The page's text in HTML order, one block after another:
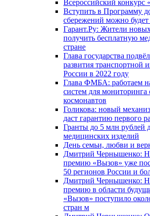
Всероссийский конкурс
Вступить в Программу
сбережений можно будет
Гарант.Ру: Жители
получить бесплатную
стране
Глава государства
развития транспортной
России в 2022 году
Глава ФМБА: работаем
систем для мониторинга
космонавтов
Голикова: новый
даст гарантию первого
Гранты до 5 млн рублей
медицинских изделий
День семьи, любви и
Дмитрий Чернышенко:
премию «Вызов» уже
50 регионов России и
Дмитрий Чернышенко:
премию в области
«Вызов» поступило
стран м